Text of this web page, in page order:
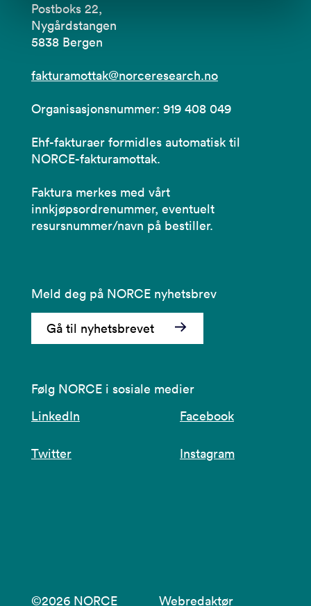
Postboks 22,
Nygårdstangen
5838 Bergen
fakturamottak@norceresearch.no
Organisasjonsnummer: 919 408 049
Ehf-fakturaer formidles automatisk til
NORCE-fakturamottak.
Faktura merkes med vårt
innkjøpsordrenummer, eventuelt
resursnummer/navn på bestiller.
Meld deg på NORCE nyhetsbrev
Gå til nyhetsbrevet
Følg NORCE i sosiale medier
LinkedIn
Facebook
Twitter Instagram
©2026 NORCE Webredaktør